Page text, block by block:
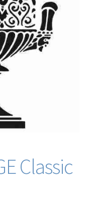
Classic